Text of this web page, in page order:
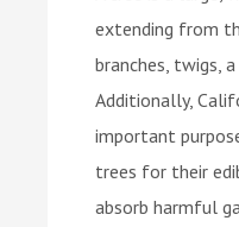
extending from
branches, twigs,
Additionally,
important
trees for their
absorb harmful